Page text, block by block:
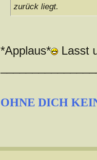
zurück liegt.
*Applaus* Lasst
OHNE DICH